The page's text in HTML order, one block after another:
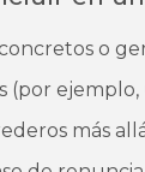
o
(por ejemplo,
más